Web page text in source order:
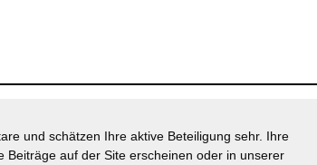
und schätzen Ihre aktive Beteiligung sehr. Ihre
Beiträge auf der Site erscheinen oder in unserer